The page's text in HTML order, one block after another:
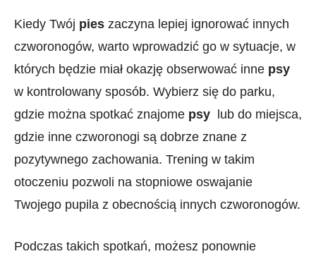
Kiedy Twój pies zaczyna ​lepiej ignorować innych
⁢czworonogów, warto ​wprowadzić go w sytuacje, w
których będzie ⁤miał okazję obserwować inne psy
w kontrolowany sposób. Wybierz się do parku,
gdzie można spotkać znajome psy ⁣ lub do​ miejsca,
gdzie‍ inne czworonogi są dobrze znane z
pozytywnego zachowania. Trening w ​takim
otoczeniu pozwoli na stopniowe oswajanie
Twojego pupila‌ z obecnością ‌innych⁣ czworonogów.
Podczas takich spotkań, możesz ponownie ​